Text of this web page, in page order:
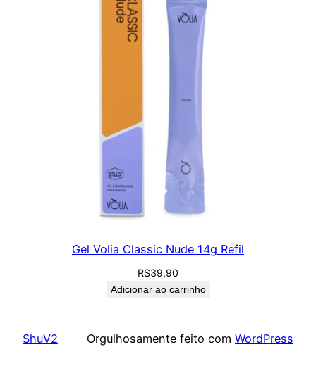
Gel Volia Classic Nude 14g Refil
R$39,90
Adicionar ao carrinho
ShuV2 Orgulhosamente feito com WordPress